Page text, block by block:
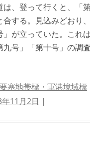
は、登って行くと、「
合する。見込みどおり
が立っていた。これは
号」「第十号」の調
塞地帯標・軍港境域標
11月2日 |